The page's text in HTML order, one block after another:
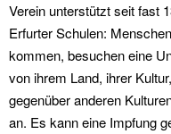
Verein unterstützt seit fast
Erfurter Schulen:
kommen, besuchen eine
von ihrem Land, ihrer
gegenüber anderen
an. Es kann eine Impfung